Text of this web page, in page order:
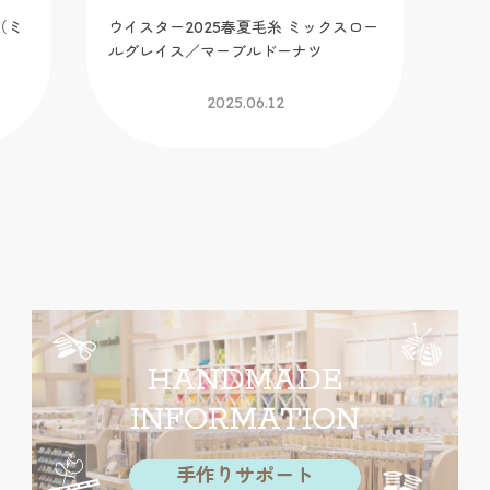
ミ
ウイスター2025春夏毛糸 ミックスロー
ルグレイス／マーブルドーナツ
2025.06.12
HANDMADE
INFORMATION
手作りサポート